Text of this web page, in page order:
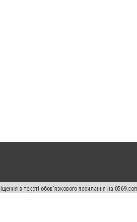
в тексті обов'язкового посилання на
джерела. Порушення виняткових прав